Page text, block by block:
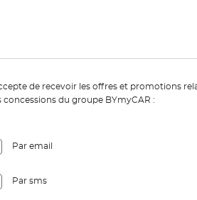
de recevoir les offres et promotions
concessions du groupe BYmyCAR :
Par email
Par sms